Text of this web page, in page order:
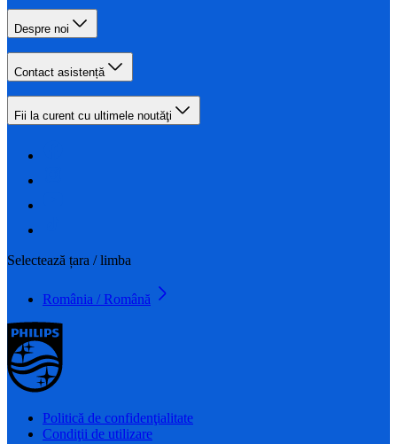
Despre noi
Contact asistență
Fii la curent cu ultimele noutăţi
Selectează țara / limba
România / Română
Politică de confidenţialitate
Condiţii de utilizare